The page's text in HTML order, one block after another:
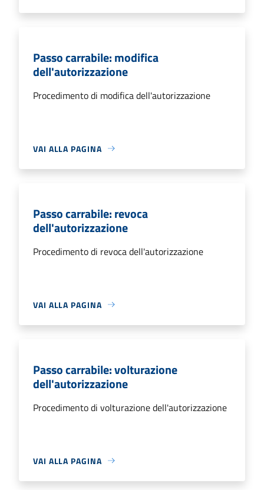
Passo carrabile: modifica
dell'autorizzazione
Procedimento di modifica dell'autorizzazione
VAI ALLA PAGINA
Passo carrabile: revoca
dell'autorizzazione
Procedimento di revoca dell'autorizzazione
VAI ALLA PAGINA
Passo carrabile: volturazione
dell'autorizzazione
Procedimento di volturazione dell'autorizzazione
VAI ALLA PAGINA